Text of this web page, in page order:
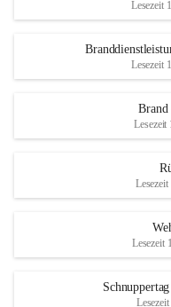
Lesezeit
Lesezeit
Brand
Lesezeit